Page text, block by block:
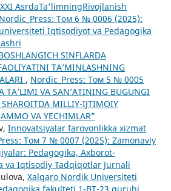
XXI AsrdaTa'limningRivojlanish
Nordic_Press: Том 6 № 0006 (2025):
Iqtisodiyot va Pedagogika
SINFLARDA
TA’MINLASHNING
, Nordic_Press: Том 5 № 0005
TA’LIMI VA SAN’ATINING BUGUNGI
SHAROITDA MILLIY-IJTIMOIY
VA YECHIMLAR”
Innovatsiyalar farovonlikka xizmat
Том 7 № 0007 (2025): Zamonaviy
Pedagogika, Axborot-
va Iqtisodiy Tadqiqotlar Jurnali
Xalqaro Nordik Universiteti